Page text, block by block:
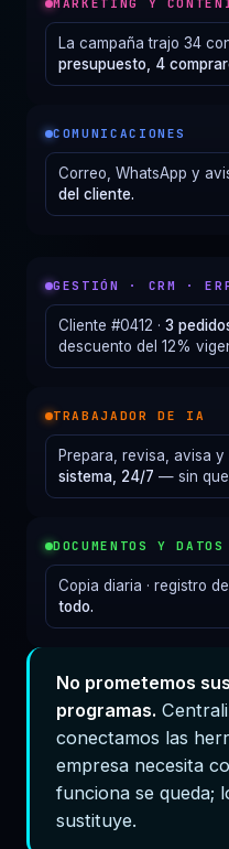
MARKETING Y
La campaña trajo 34
presupuesto, 4
COMUNICACIONES
Correo, WhatsApp y
del cliente.
GESTIÓN · CRM ·
Cliente #0412 · 3
descuento del 12%
TRABAJADOR DE IA
Prepara, revisa, avisa
sistema, 24/7 — sin que
DOCUMENTOS Y DATOS
Copia diaria · registro
todo.
No prometemos
programas.
conectamos las
empresa necesita
funciona se queda;
sustituye.